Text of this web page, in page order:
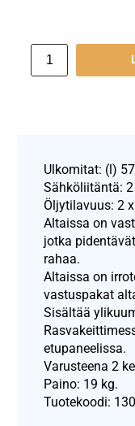
Ulkomitat: (l)
Sähköliitäntä: 2
Öljytilavuus: 2
Altaissa on
jotka
rahaa.
Altaissa on
vastuspakat
Sisältää
etupaneelissa.
Varusteena 2
Paino: 19 kg.
Tuotekoodi: